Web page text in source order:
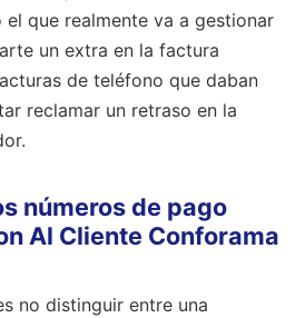
que realmente va a gestionar
un extra en la factura
de teléfono que daban
reclamar un retraso en la
números de pago
Al Cliente Conforama
no distinguir entre una